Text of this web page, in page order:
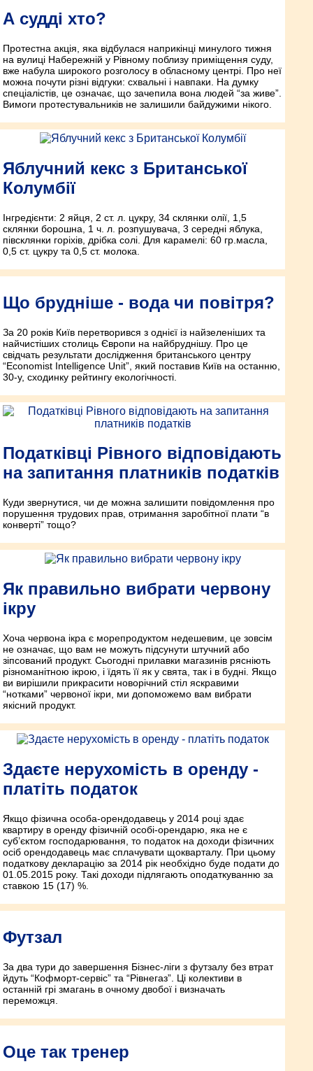
А судді хто?
Протестна акція, яка відбулася наприкінці минулого тижня
на вулиці Набережній у Рівному поблизу приміщення суду,
вже набула широкого розголосу в обласному центрі. Про неї
можна почути різні відгуки: схвальні і навпаки. На думку
спеціалістів, це означає, що зачепила вона людей “за живе”.
Вимоги протестувальників не залишили байдужими нікого.
Яблучний кекс з Британської
Колумбії
Інгредієнти: 2 яйця, 2 ст. л. цукру, 34 склянки олії, 1,5
склянки борошна, 1 ч. л. розпушувача, 3 середні яблука,
півсклянки горіхів, дрібка солі. Для карамелі: 60 гр.масла,
0,5 ст. цукру та 0,5 ст. молока.
Що брудніше - вода чи повітря?
За 20 років Київ перетворився з однієї із найзеленіших та
найчистіших столиць Європи на найбруднішу. Про це
свідчать результати дослідження британського центру
“Economist Intelligence Unit”, який поставив Київ на останню,
30-у, сходинку рейтингу екологічності.
Податківці Рівного відповідають
на запитання платників податків
Куди звернутися, чи де можна залишити повідом­лення про
порушення трудових прав, отримання заробітної плати “в
конверті” тощо?
Як правильно вибрати червону
ікру
Хоча червона ікра є морепродуктом недешевим, це зовсім
не означає, що вам не можуть підсунути штучний або
зіпсований продукт. Сьогодні прилавки магазинів рясніють
різноманітною ікрою, і їдять її як у свята, так і в будні. Якщо
ви вирішили прикрасити новорічний стіл яскравими
“нотками” червоної ікри, ми допоможемо вам вибрати
якісний продукт.
Здаєте нерухомість в оренду -
платіть податок
Якщо фізична особа-орендодавець у 2014 році здає
квартиру в оренду фізичній особі-орендарю, яка не є
суб’єктом господарювання, то податок на доходи фізичних
осіб орендодавець має сплачувати щокварталу. При цьому
податкову декларацію за 2014 рік необхідно буде подати до
01.05.2015 року. Такі доходи підлягають оподаткуванню за
ставкою 15 (17) %.
Футзал
За два тури до завершення Бізнес-ліги з футзалу без втрат
йдуть “Кофморт-сервіс” та “Рівнегаз”. Ці колективи в
останній грі змагань в очному двобої і визначать
переможця.
Оце так тренер